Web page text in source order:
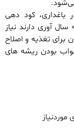
باغداری، کود دهی
آوری دارند نیاز
برای تغذیه و اصلاح
بودن ریشه های